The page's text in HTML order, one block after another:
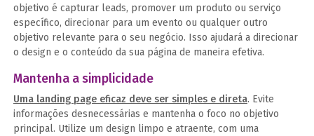
objetivo é capturar leads, promover um produto ou serviço
específico, direcionar para um evento ou qualquer outro
objetivo relevante para o seu negócio. Isso ajudará a direcionar
o design e o conteúdo da sua página de maneira efetiva.
Mantenha a simplicidade
Uma landing page eficaz deve ser simples e direta. Evite
informações desnecessárias e mantenha o foco no objetivo
principal. Utilize um design limpo e atraente, com uma